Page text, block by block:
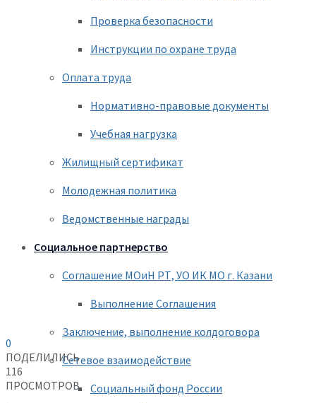
Проверка безопасности
Инструкции по охране труда
Оплата труда
Нормативно-правовые документы
Учебная нагрузка
Жилищный сертификат
Молодежная политика
Ведомственные награды
Социальное партнерство
Соглашение МОиН РТ, УО ИК МО г. Казани
Выполнение Соглашения
Заключение, выполнение колдоговора
Сетевое взаимодействие
Социальный фонд России
0
ПОДЕЛИЛИСЬ
116
ПРОСМОТРОВ